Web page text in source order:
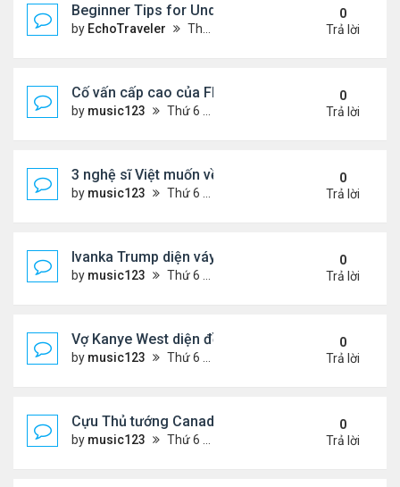
Beginner Tips for Understanding Diablo 4 Items
by EchoTraveler Thứ 7 Tháng 8 01, 2026 12:25 am
0
Trả lời
Cố vấn cấp cao của FIFA từ chức để phán đối
by music123 Thứ 6 Tháng 7 31, 2026 7:15 pm
0
Trả lời
3 nghệ sĩ Việt muốn về VN nhưng số phận an bài
by music123 Thứ 6 Tháng 7 31, 2026 6:41 pm
0
Trả lời
Ivanka Trump diện váy hở eo táo bạo, khoe vòng
by music123 Thứ 6 Tháng 7 31, 2026 6:29 pm
0
Trả lời
Vợ Kanye West diện đồ xẻ bạo, dự tiệc ở đảo Ibiza
by music123 Thứ 6 Tháng 7 31, 2026 6:26 pm
0
Trả lời
Cựu Thủ tướng Canada đắm đuối khóa môi Katy
by music123 Thứ 6 Tháng 7 31, 2026 6:20 pm
0
Trả lời